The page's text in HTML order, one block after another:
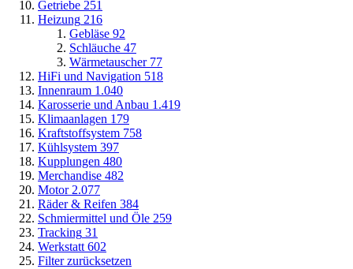
Getriebe 251
Heizung 216
Gebläse 92
Schläuche 47
Wärmetauscher 77
HiFi und Navigation 518
Innenraum 1.040
Karosserie und Anbau 1.419
Klimaanlagen 179
Kraftstoffsystem 758
Kühlsystem 397
Kupplungen 480
Merchandise 482
Motor 2.077
Räder & Reifen 384
Schmiermittel und Öle 259
Tracking 31
Werkstatt 602
Filter zurücksetzen